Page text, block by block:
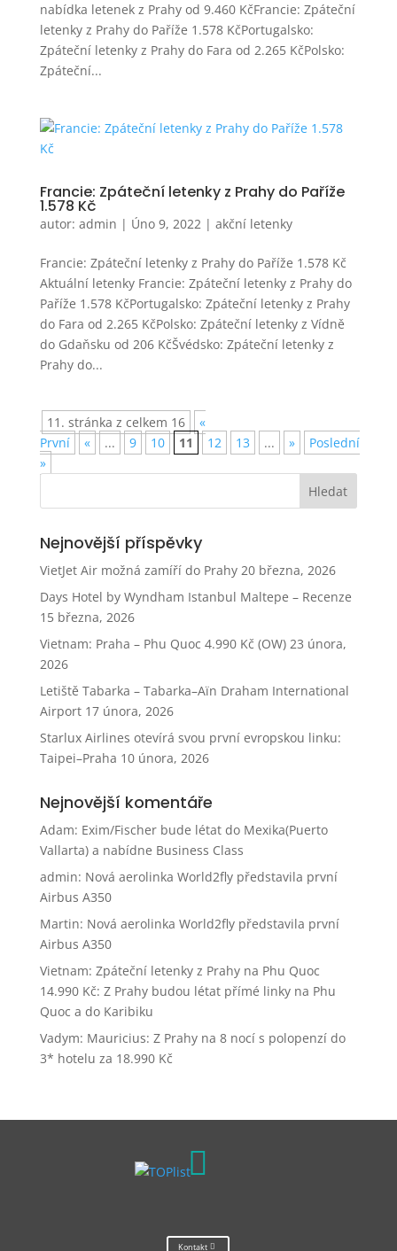
nabídka letenek z Prahy od 9.460 KčFrancie: Zpáteční
letenky z Prahy do Paříže 1.578 KčPortugalsko:
Zpáteční letenky z Prahy do Fara od 2.265 KčPolsko:
Zpáteční...
Francie: Zpáteční letenky z Prahy do Paříže
1.578 Kč
autor: admin | Úno 9, 2022| akční letenky
Francie: Zpáteční letenky z Prahy do Paříže 1.578 Kč
Aktuální letenky Francie: Zpáteční letenky z Prahy do
Paříže 1.578 KčPortugalsko: Zpáteční letenky z Prahy
do Fara od 2.265 KčPolsko: Zpáteční letenky z Vídně
do Gdaňsku od 206 KčŠvédsko: Zpáteční letenky z
Prahy do...
11. stránka z celkem 16
«
První
« ... 9 10 11 12 13 ... »
Poslední
»
Nejnovější příspěvky
VietJet Air možná zamíří do Prahy 20 března, 2026
Days Hotel by Wyndham Istanbul Maltepe – Recenze
15 března, 2026
Vietnam: Praha – Phu Quoc 4.990 Kč (OW) 23 února,
2026
Letiště Tabarka – Tabarka–Aïn Draham International
Airport 17 února, 2026
Starlux Airlines otevírá svou první evropskou linku:
Taipei–Praha 10 února, 2026
Nejnovější komentáře
Adam: Exim/Fischer bude létat do Mexika(Puerto
Vallarta) a nabídne Business Class
admin: Nová aerolinka World2fly představila první
Airbus A350
Martin: Nová aerolinka World2fly představila první
Airbus A350
Vietnam: Zpáteční letenky z Prahy na Phu Quoc
14.990 Kč: Z Prahy budou létat přímé linky na Phu
Quoc a do Karibiku
Vadym: Mauricius: Z Prahy na 8 nocí s polopenzí do
3* hotelu za 18.990 Kč

Kontakt